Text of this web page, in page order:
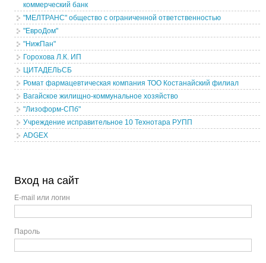
коммерческий банк
"МЕЛТРАНС" общество с ограниченной ответственностью
"ЕвроДом"
"НижПан"
Горохова Л.К. ИП
ЦИТАДЕЛЬСБ
Ромат фармацевтическая компания ТОО Костанайский филиал
Вагайское жилищно-коммунальное хозяйство
"Лизоформ-СПб"
Учреждение исправительное 10 Технотара РУПП
ADGEX
Вход на сайт
E-mail или логин
Пароль